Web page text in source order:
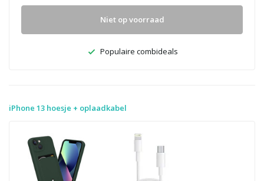
Niet op voorraad
Populaire combideals
iPhone 13 hoesje + oplaadkabel